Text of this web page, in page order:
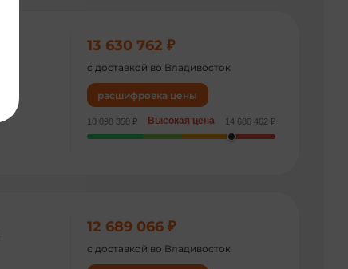
13 630 762 ₽
с доставкой во Владивосток
расшифровка цены
10 098 350 ₽ Высокая цена 14 686 462 ₽
12 689 066 ₽
с доставкой во Владивосток